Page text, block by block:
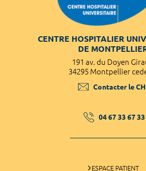
CENTRE HOSPITALIER
DE
191 av. du Doyen
34295 Montpellier
Contacter le
04 67 33 67 33
ESPACE PATIENT